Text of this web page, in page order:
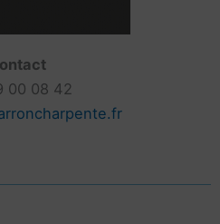
00 08 42